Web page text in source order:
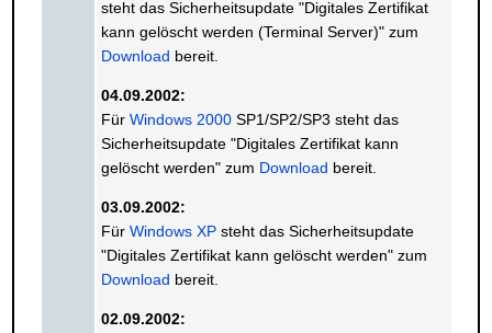
steht das Sicherheitsupdate "Digitales Zertifikat
kann gelöscht werden (Terminal Server)" zum
Download bereit.
04.09.2002:
Für Windows 2000SP1/SP2/SP3 steht das
Sicherheitsupdate "Digitales Zertifikat kann
gelöscht werden" zum Download bereit.
03.09.2002:
Für Windows XPsteht das Sicherheitsupdate
"Digitales Zertifikat kann gelöscht werden" zum
Download bereit.
02.09.2002: